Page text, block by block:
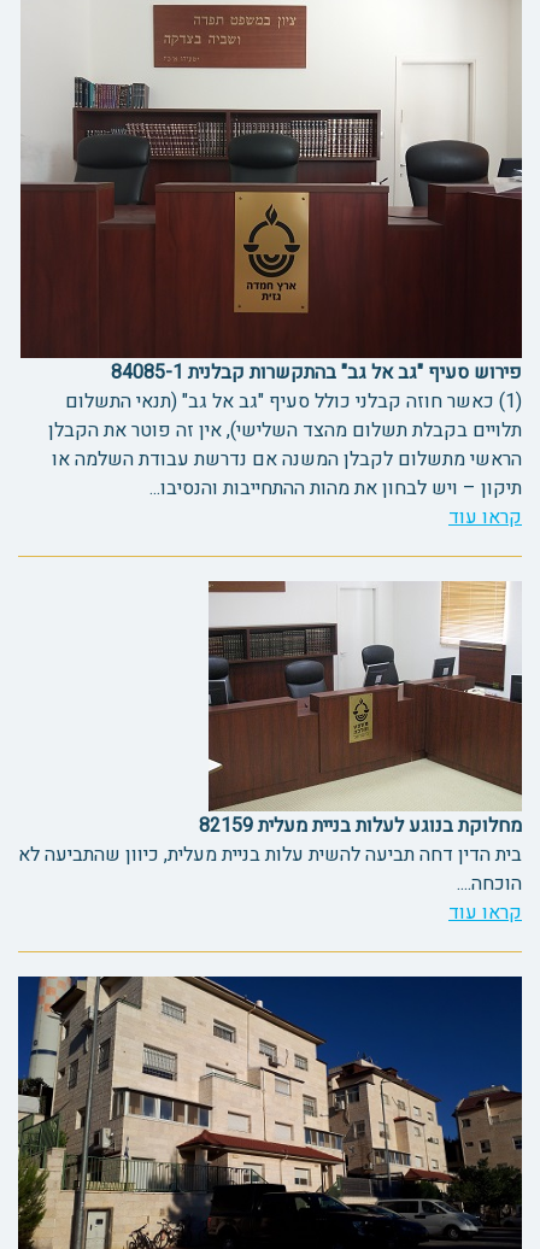
פירוש סעיף "גב אל גב" בהתקשרות קבלנית 84085-1
(1) כאשר חוזה קבלני כולל סעיף "גב אל גב" (תנאי התשלום
תלויים בקבלת תשלום מהצד השלישי), אין זה פוטר את הקבלן
הראשי מתשלום לקבלן המשנה אם נדרשת עבודת השלמה או
תיקון – ויש לבחון את מהות ההתחייבות והנסיבו...
קראו עוד
מחלוקת בנוגע לעלות בניית מעלית 82159
בית הדין דחה תביעה להשית עלות בניית מעלית, כיוון שהתביעה לא
הוכחה....
קראו עוד